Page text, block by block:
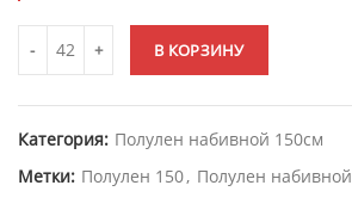
В КОРЗИНУ
Категория: Полулен набивной 150см
Метки: Полулен 150, Полулен набивной